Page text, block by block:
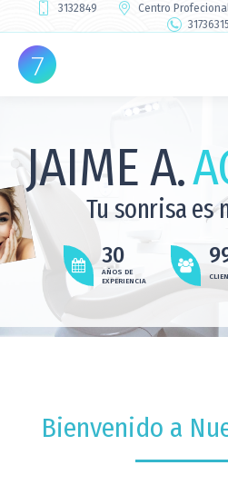
3132849
Centro
AÑOS DE
EXPERIENCIA
30
JAIME A.
Tu sonrisa es
Bienvenido a